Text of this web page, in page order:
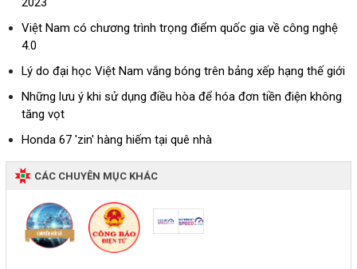
Việt Nam có chương trình trọng điểm quốc gia về công nghệ
4.0
Lý do đại học Việt Nam vắng bóng trên bảng xếp hạng thế giới
Những lưu ý khi sử dụng điều hòa để hóa đơn tiền điện không
tăng vọt
Honda 67 'zin' hàng hiếm tại quê nhà
CÁC CHUYÊN MỤC KHÁC